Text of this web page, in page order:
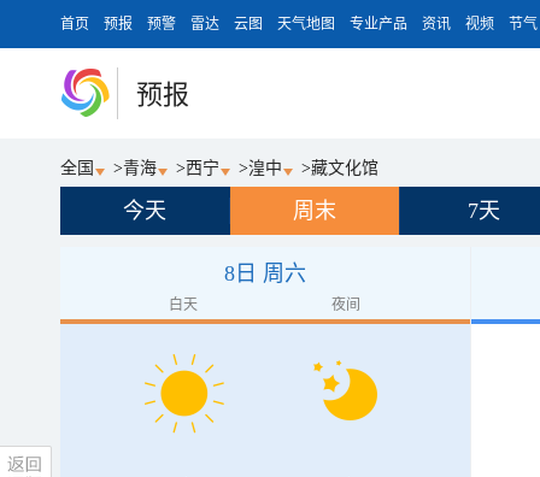
首页 预报 预警 雷达 云图 天气地图 专业产品 资讯 视频 节气
预报
全国 >青海 >西宁 >湟中 >藏文化馆
今天 周末 7天
8日 周六
白天 夜间